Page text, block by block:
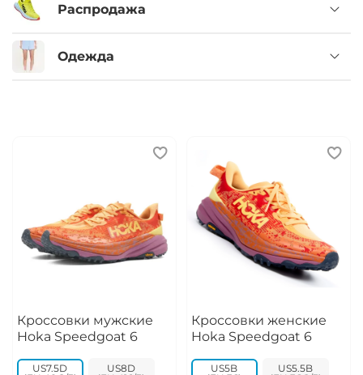
Распродажа
Одежда
Кроссовки мужские
Hoka Speedgoat 6
US7.5D US8D
Кроссовки женские
Hoka Speedgoat 6
US5B US5.5B